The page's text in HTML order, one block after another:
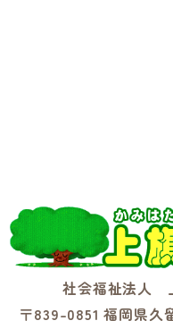
社会福祉法人
〒839-0851 福岡県久